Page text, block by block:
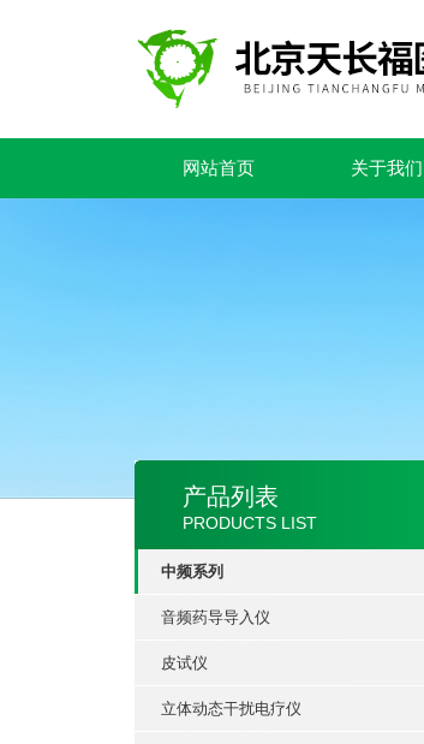
网站首页 关于我们
产品列表
PRODUCTS LIST
中频系列
音频药导导入仪
皮试仪
立体动态干扰电疗仪